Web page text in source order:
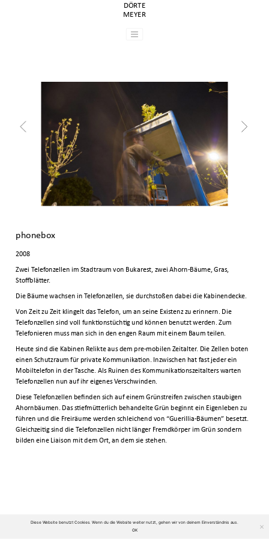
DÖRTE
MEYER
phonebox
2008
Zwei Telefonzellen im Stadtraum von Bukarest, zwei Ahorn-Bäume, Gras,
Stoffblätter.
Die Bäume wachsen in Telefonzellen, sie durchstoßen dabei die Kabinendecke.
Von Zeit zu Zeit klingelt das Telefon, um an seine Existenz zu erinnern. Die
Telefonzellen sind voll funktionstüchtig und können benutzt werden. Zum
Telefonieren muss man sich in den engen Raum mit einem Baum teilen.
Heute sind die Kabinen Relikte aus dem pre-mobilen Zeitalter. Die Zellen boten
einen Schutzraum für private Kommunikation. Inzwischen hat fast jeder ein
Mobiltelefon in der Tasche. Als Ruinen des Kommunikationszeitalters warten
Telefonzellen nun auf ihr eigenes Verschwinden.
Diese Telefonzellen befinden sich auf einem Grünstreifen zwischen staubigen
Ahornbäumen. Das stiefmütterlich behandelte Grün beginnt ein Eigenleben zu
führen und die Freiräume werden schleichend von “Guerillia-Bäumen” besetzt.
Gleichzeitig sind die Telefonzellen nicht länger Fremdkörper im Grün sondern
bilden eine Liaison mit dem Ort, an dem sie stehen.
Kontakt Datenschutzerklärung
Diese Website benutzt Cookies. Wenn du die Website weiter nutzt, gehen wir von deinem Einverständnis aus.
OK